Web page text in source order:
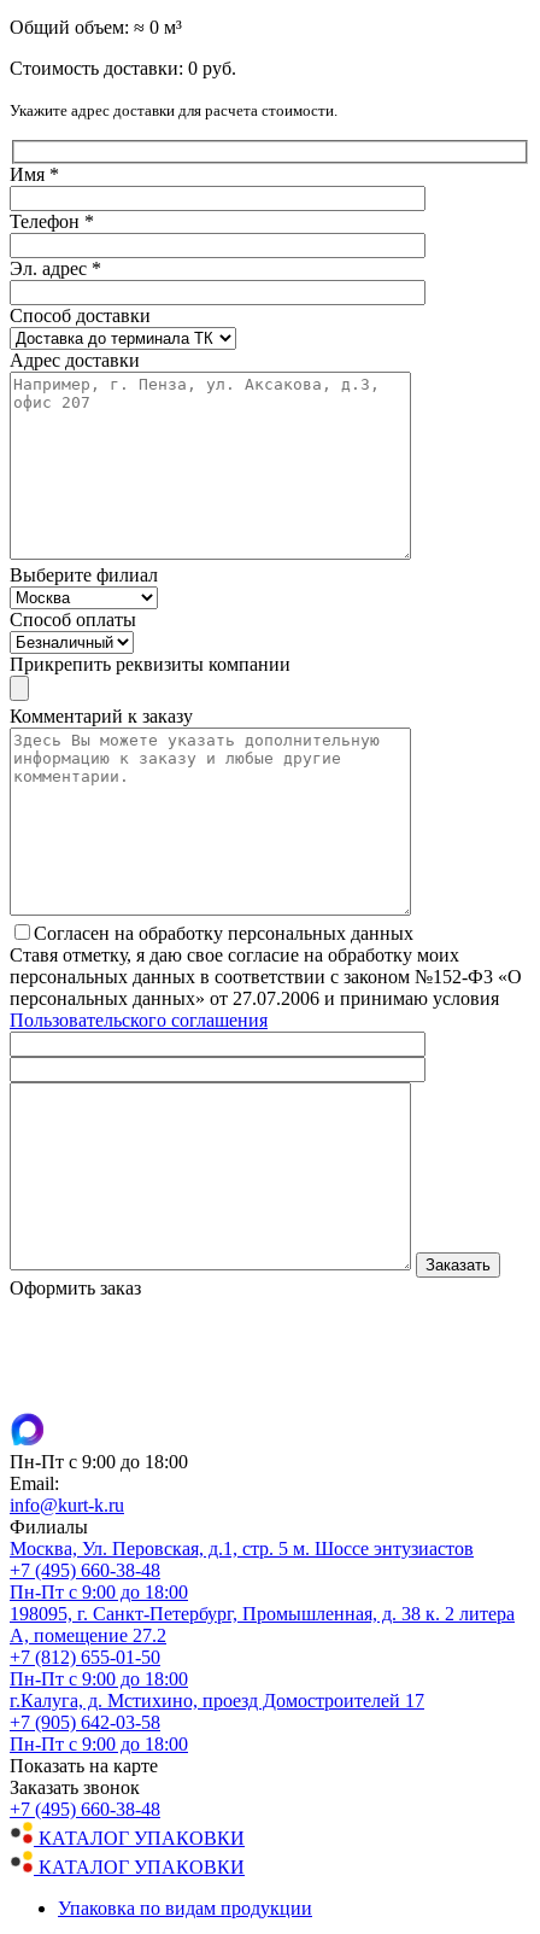
Общий объем: ≈ 0 м³
Стоимость доставки: 0 руб.
Укажите адрес доставки для расчета стоимости.
Имя *
Телефон *
Эл. адрес *
Способ доставки
Адрес доставки
Выберите филиал
Способ оплаты
Прикрепить реквизиты компании
Комментарий к заказу
Согласен на обработку персональных данных
Ставя отметку, я даю свое согласие на обработку моих
персональных данных в соответствии с законом №152-Ф3 «О
персональных данных» от 27.07.2006 и принимаю условия
Пользовательского соглашения
Оформить заказ
Пн-Пт с 9:00 до 18:00
Email:
info@kurt-k.ru
Филиалы
Москва, Ул. Перовская, д.1, стр. 5 м. Шоссе энтузиастов
+7 (495) 660-38-48
Пн-Пт с 9:00 до 18:00
198095, г. Санкт-Петербург, Промышленная, д. 38 к. 2 литера
А, помещение 27.2
+7 (812) 655-01-50
Пн-Пт с 9:00 до 18:00
г.Калуга, д. Мстихино, проезд Домостроителей 17
+7 (905) 642-03-58
Пн-Пт с 9:00 до 18:00
Показать на карте
Заказать звонок
+7 (495) 660-38-48
КАТАЛОГ УПАКОВКИ
КАТАЛОГ УПАКОВКИ
Упаковка по видам продукции